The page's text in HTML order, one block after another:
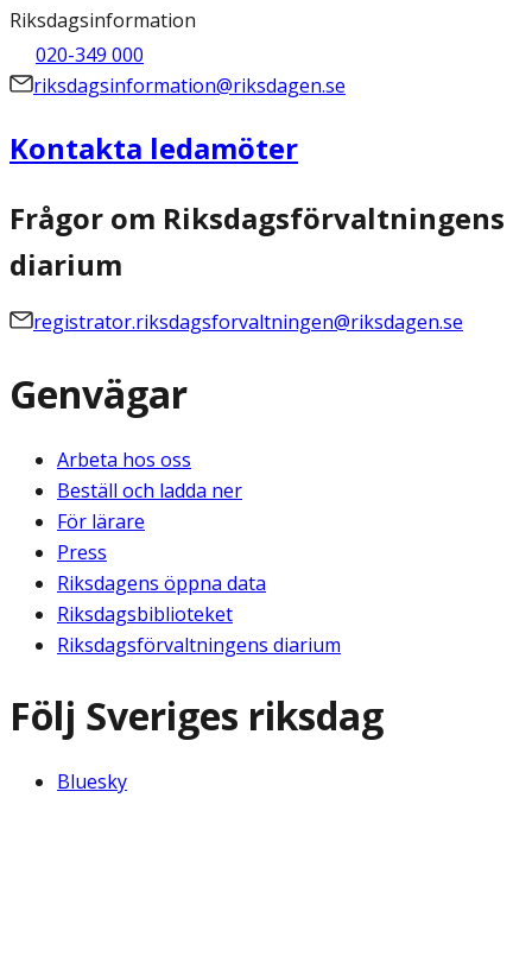
Riksdagsinformation
020-349 000
riksdagsinformation@riksdagen.se
Kontakta ledamöter
Frågor om Riksdagsförvaltningens
diarium
registrator.riksdagsforvaltningen@riksdagen.se
Genvägar
Arbeta hos oss
Beställ och ladda ner
För lärare
Press
Riksdagens öppna data
Riksdagsbiblioteket
Riksdagsförvaltningens diarium
Följ Sveriges riksdag
Bluesky